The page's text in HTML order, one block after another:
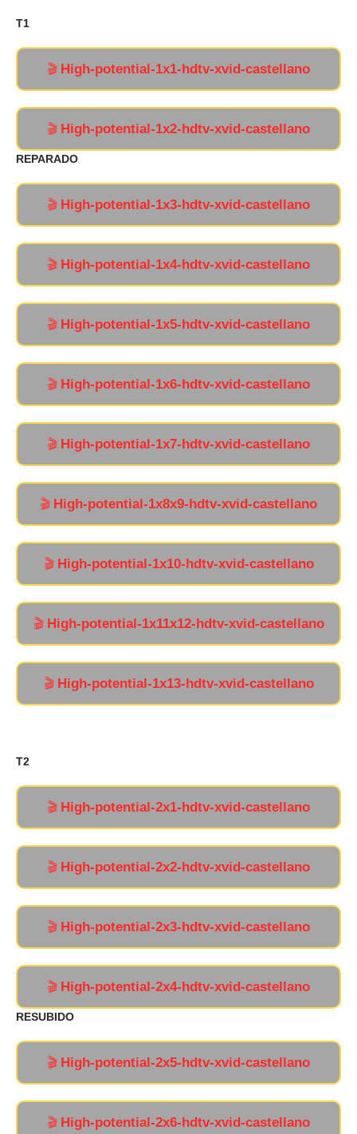
T1
🎬 High-potential-1x1-hdtv-xvid-castellano
🎬 High-potential-1x2-hdtv-xvid-castellano
REPARADO
🎬 High-potential-1x3-hdtv-xvid-castellano
🎬 High-potential-1x4-hdtv-xvid-castellano
🎬 High-potential-1x5-hdtv-xvid-castellano
🎬 High-potential-1x6-hdtv-xvid-castellano
🎬 High-potential-1x7-hdtv-xvid-castellano
🎬 High-potential-1x8x9-hdtv-xvid-castellano
🎬 High-potential-1x10-hdtv-xvid-castellano
🎬 High-potential-1x11x12-hdtv-xvid-castellano
🎬 High-potential-1x13-hdtv-xvid-castellano
T2
🎬 High-potential-2x1-hdtv-xvid-castellano
🎬 High-potential-2x2-hdtv-xvid-castellano
🎬 High-potential-2x3-hdtv-xvid-castellano
🎬 High-potential-2x4-hdtv-xvid-castellano
RESUBIDO
🎬 High-potential-2x5-hdtv-xvid-castellano
🎬 High-potential-2x6-hdtv-xvid-castellano